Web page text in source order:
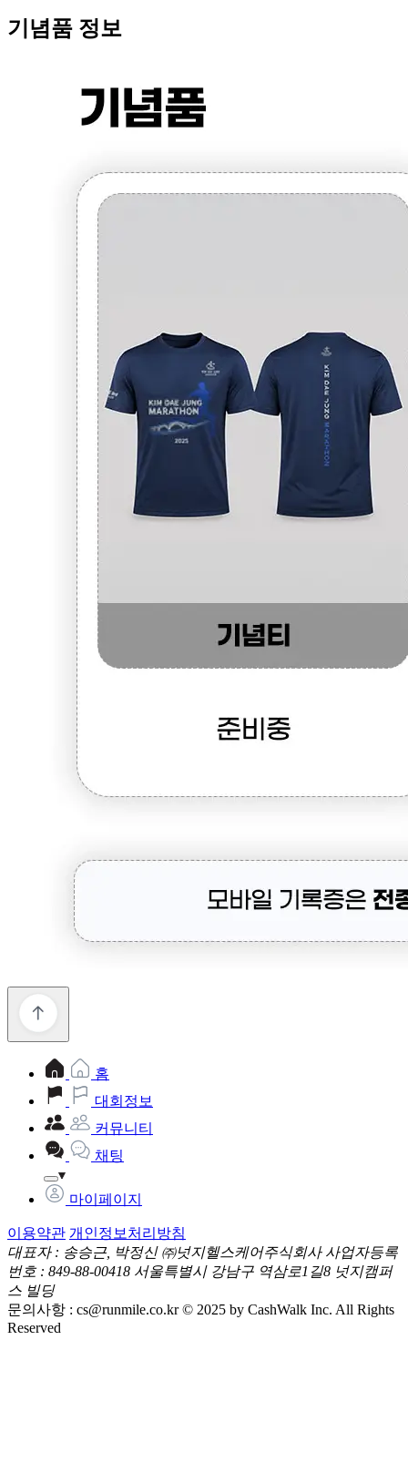
기념품 정보
홈
대회정보
커뮤니티
채팅
마이페이지
이용약관 개인정보처리방침
대표자 : 송승근, 박정신 ㈜넛지헬스케어주식회사 사업자등록
번호 : 849-88-00418 서울특별시 강남구 역삼로1길8 넛지캠퍼
스 빌딩
문의사항 : cs@runmile.co.kr © 2025 by CashWalk Inc. All Rights
Reserved